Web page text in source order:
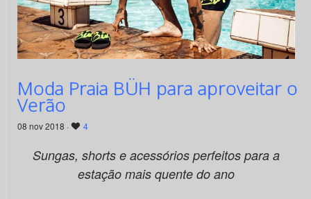
Moda Praia BÜH para aproveitar o
Verão
08 nov 2018 · 4
Sungas, shorts e acessórios perfeitos para a
estação mais quente do ano